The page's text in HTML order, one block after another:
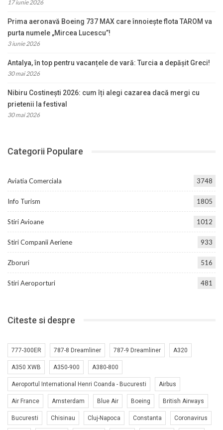
17 iunie 2026
Prima aeronavă Boeing 737 MAX care înnoiește flota TAROM va
purta numele „Mircea Lucescu”!
3 iunie 2026
Antalya, în top pentru vacanțele de vară: Turcia a depășit Greci!
30 mai 2026
Nibiru Costinești 2026: cum îți alegi cazarea dacă mergi cu
prietenii la festival
30 mai 2026
Categorii Populare
Aviatia Comerciala 3748
Info Turism 1805
Stiri Avioane 1012
Stiri Companii Aeriene 933
Zboruri 516
Stiri Aeroporturi 481
Citeste si despre
777-300ER 787-8 Dreamliner 787-9 Dreamliner A320
A350 XWB A350-900 A380-800
Aeroportul International Henri Coanda - Bucuresti Airbus
Air France Amsterdam Blue Air Boeing British Airways
Bucuresti Chisinau Cluj-Napoca Constanta Coronavirus